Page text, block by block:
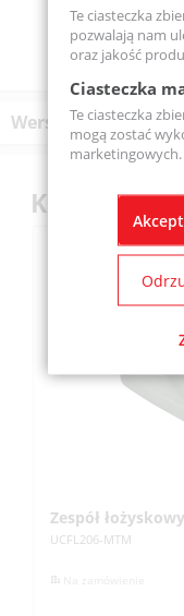
Wersje produktu
Klienci
Zespół
UCFL206-MTM
Te ciasteczka
pozwalają nam
oraz jakość
Ciasteczka
Te ciasteczka
mogą zostać
marketingowych.